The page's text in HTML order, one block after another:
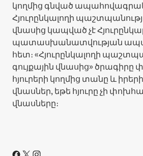
կողմից գնված
Հյուրընկալողի
վնասից կապված չէ
պատասխանատվության
հետ։ «Հյուրընկալողի
գույքային վնասից» ծրագիրը
հյուրերի կողմից տանը և
վնասներ, եթե հյուրը չի
վնասները։